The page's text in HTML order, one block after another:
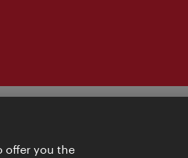
offer you the